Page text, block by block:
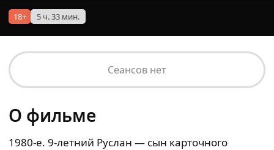
18+ 5 ч. 33 мин.
Сеансов нет
О фильме
1980-е. 9-летний Руслан — сын карточного